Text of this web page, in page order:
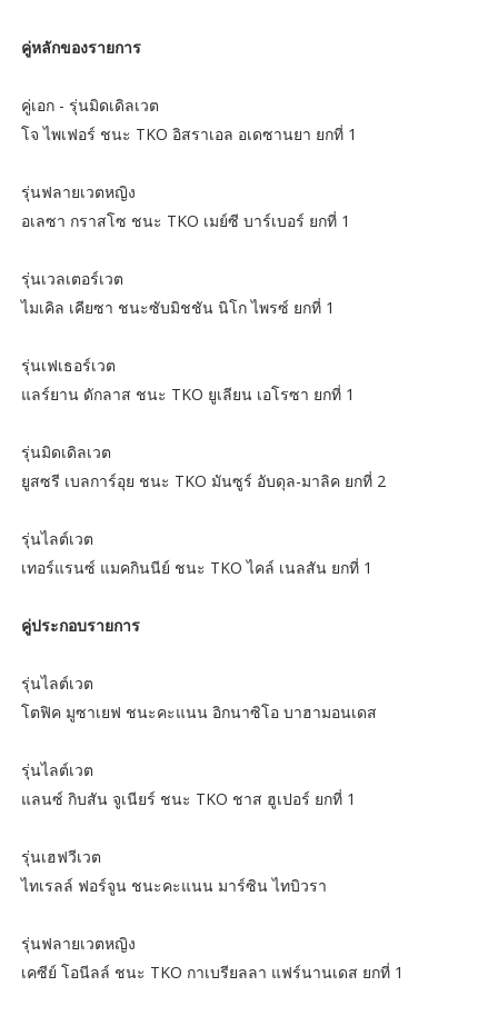
คู่หลักของรายการ
คู่เอก - รุ่นมิดเดิลเวต
โจ ไพเฟอร์ ชนะ TKO อิสราเอล อเดซานยา ยกที่ 1
รุ่นฟลายเวตหญิง
อเลซา กราสโซ ชนะ TKO เมย์ซี บาร์เบอร์ ยกที่ 1
รุ่นเวลเตอร์เวต
ไมเคิล เคียซา ชนะซับมิชชัน นิโก ไพรซ์ ยกที่ 1
รุ่นเฟเธอร์เวต
แลร์ยาน ดักลาส ชนะ TKO ยูเลียน เอโรซา ยกที่ 1
รุ่นมิดเดิลเวต
ยูสซรี เบลการ์อุย ชนะ TKO มันซูร์ อับดุล-มาลิค ยกที่ 2
รุ่นไลต์เวต
เทอร์แรนซ์ แมคกินนีย์ ชนะ TKO ไคล์ เนลสัน ยกที่ 1
คู่ประกอบรายการ
รุ่นไลต์เวต
โตฟิค มูซาเยฟ ชนะคะแนน อิกนาซิโอ บาฮามอนเดส
รุ่นไลต์เวต
แลนซ์ กิบสัน จูเนียร์ ชนะ TKO ชาส ฮูเปอร์ ยกที่ 1
รุ่นเฮฟวีเวต
ไทเรลล์ ฟอร์จูน ชนะคะแนน มาร์ซิน ไทบิวรา
รุ่นฟลายเวตหญิง
เคซีย์ โอนีลล์ ชนะ TKO กาเบรียลลา แฟร์นานเดส ยกที่ 1